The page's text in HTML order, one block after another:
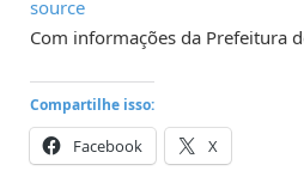
source
Com informações da Prefeitura
Compartilhe isso:
Facebook X